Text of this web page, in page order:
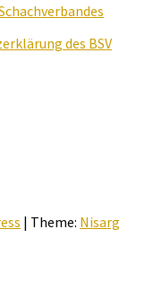
des BSV
| Theme: Nisarg